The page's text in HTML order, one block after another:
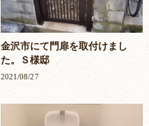
金沢市にて門扉を取付けまし
た。Ｓ様邸
2021/08/27